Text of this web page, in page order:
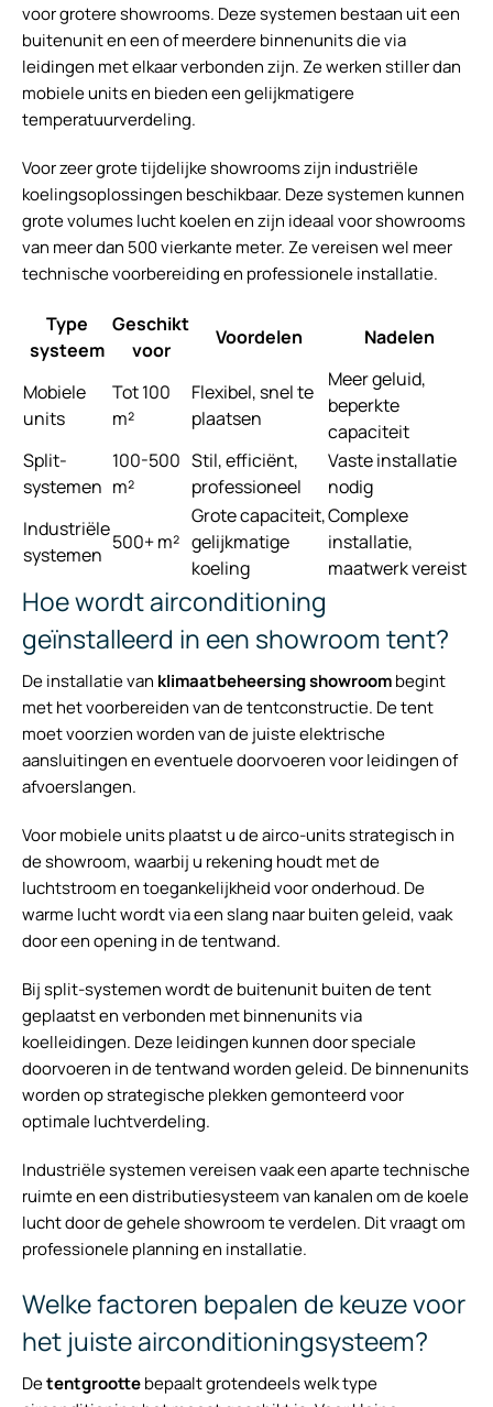
voor grotere showrooms. Deze systemen bestaan uit een
buitenunit en een of meerdere binnenunits die via
leidingen met elkaar verbonden zijn. Ze werken stiller dan
mobiele units en bieden een gelijkmatigere
temperatuurverdeling.
Voor zeer grote tijdelijke showrooms zijn industriële
koelingsoplossingen beschikbaar. Deze systemen kunnen
grote volumes lucht koelen en zijn ideaal voor showrooms
van meer dan 500 vierkante meter. Ze vereisen wel meer
technische voorbereiding en professionele installatie.
Type
systeem
Geschikt
voor
Voordelen Nadelen
Mobiele
units
Tot 100
m²
Flexibel, snel te
plaatsen
Meer geluid,
beperkte
capaciteit
Split-
systemen
100-500
m²
Stil, efficiënt,
professioneel
Vaste installatie
nodig
Industriële
systemen
500+ m²
Grote capaciteit,
gelijkmatige
koeling
Complexe
installatie,
maatwerk vereist
Hoe wordt airconditioning
geïnstalleerd in een showroom tent?
De installatie van klimaatbeheersing showroombegint
met het voorbereiden van de tentconstructie. De tent
moet voorzien worden van de juiste elektrische
aansluitingen en eventuele doorvoeren voor leidingen of
afvoerslangen.
Voor mobiele units plaatst u de airco-units strategisch in
de showroom, waarbij u rekening houdt met de
luchtstroom en toegankelijkheid voor onderhoud. De
warme lucht wordt via een slang naar buiten geleid, vaak
door een opening in de tentwand.
Bij split-systemen wordt de buitenunit buiten de tent
geplaatst en verbonden met binnenunits via
koelleidingen. Deze leidingen kunnen door speciale
doorvoeren in de tentwand worden geleid. De binnenunits
worden op strategische plekken gemonteerd voor
optimale luchtverdeling.
Industriële systemen vereisen vaak een aparte technische
ruimte en een distributiesysteem van kanalen om de koele
lucht door de gehele showroom te verdelen. Dit vraagt om
professionele planning en installatie.
Welke factoren bepalen de keuze voor
het juiste airconditioningsysteem?
Detentgroottebepaalt grotendeels welk type